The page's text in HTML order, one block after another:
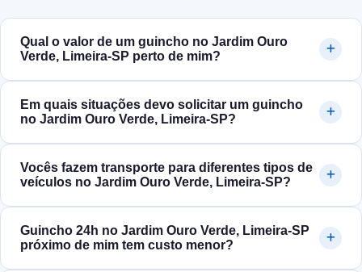
Qual o valor de um guincho no Jardim Ouro
Verde, Limeira‑SP perto de mim?
Em quais situações devo solicitar um guincho
no Jardim Ouro Verde, Limeira‑SP?
Vocês fazem transporte para diferentes tipos de
veículos no Jardim Ouro Verde, Limeira‑SP?
Guincho 24h no Jardim Ouro Verde, Limeira‑SP
próximo de mim tem custo menor?